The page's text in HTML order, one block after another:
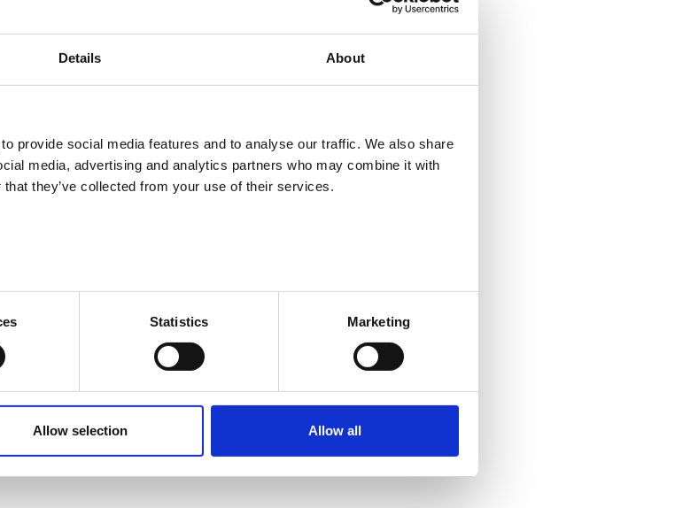
Details About
provide social media features and to analyse our traffic. We also share
media, advertising and analytics partners who may combine it with
they’ve collected from your use of their services.
Statistics Marketing
Allow selection Allow all
verkko-opintoina, joten voit opiskella silloin, kun itsellesi sopii! Opinnot
tai ikävaatimuksia. Voit valita itsellesi sopivia yksittäisiä opintoja